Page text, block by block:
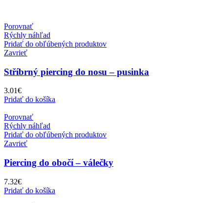
Porovnať
Rýchly náhľad
Pridať do obľúbených produktov
Zavrieť
Stříbrný piercing do nosu – pusinka
3.01€
Pridať do košíka
Porovnať
Rýchly náhľad
Pridať do obľúbených produktov
Zavrieť
Piercing do obočí – válečky
7.32€
Pridať do košíka